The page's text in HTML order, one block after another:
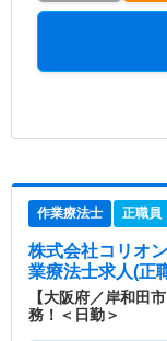
作業療法士 正職員
株式会社コリオ
業療法士求人(正
【大阪府／岸和田
務！＜日勤＞